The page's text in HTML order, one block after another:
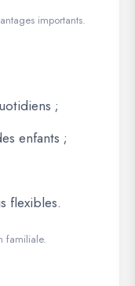
importants.
;
enfants ;
flexibles.
familiale.